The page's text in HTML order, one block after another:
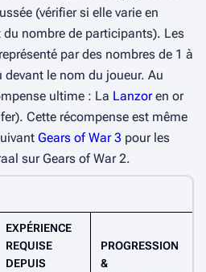
(vérifier si elle varie en
nombre de participants). Les
par des nombres de 1 à
le nom du joueur. Au
ultime : La Lanzoren or
Cette récompense est même
Gears of War 3 pour les
sur Gears of War 2.
EXPÉRIENCE
REQUISE
DEPUIS
PROGRESSION
&